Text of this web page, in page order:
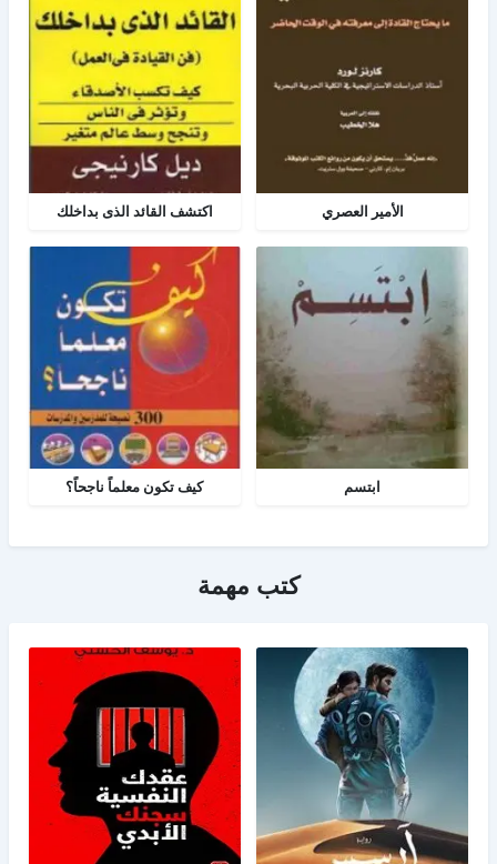
الأمير العصري اكتشف القائد الذى بداخلك
ابتسم كيف تكون معلماً ناجحاً؟
كتب مهمة